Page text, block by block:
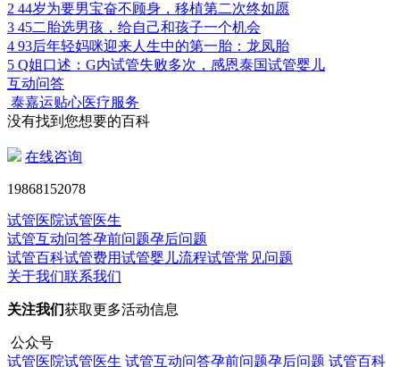
2 44岁为要男宝奋不顾身，移植第二次终如愿
3 45二胎选男孩，给自己和孩子一个机会
4 93后年轻妈咪迎来人生中的第一胎：龙凤胎
5 Q姐口述：G内试管失败多次，感恩泰国试管婴儿
互动问答
泰嘉运贴心医疗服务
没有找到您想要的百科
在线咨询
19868152078
试管医院试管医生
试管互动问答孕前问题孕后问题
试管百科试管费用试管婴儿流程试管常见问题
关于我们联系我们
关注我们获取更多活动信息
公众号
试管医院试管医生 试管互动问答孕前问题孕后问题 试管百科